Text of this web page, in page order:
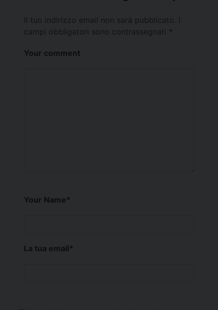
Il tuo indirizzo email non sarà pubblicato.
campi obbligatori sono contrassegnati *
Your comment
Your Name*
La tua email*